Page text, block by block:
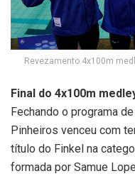
Revezamento 4x100m
Final do 4x100m
Fechando o programa
Pinheiros venceu com
título do Finkel na
formada por Samue